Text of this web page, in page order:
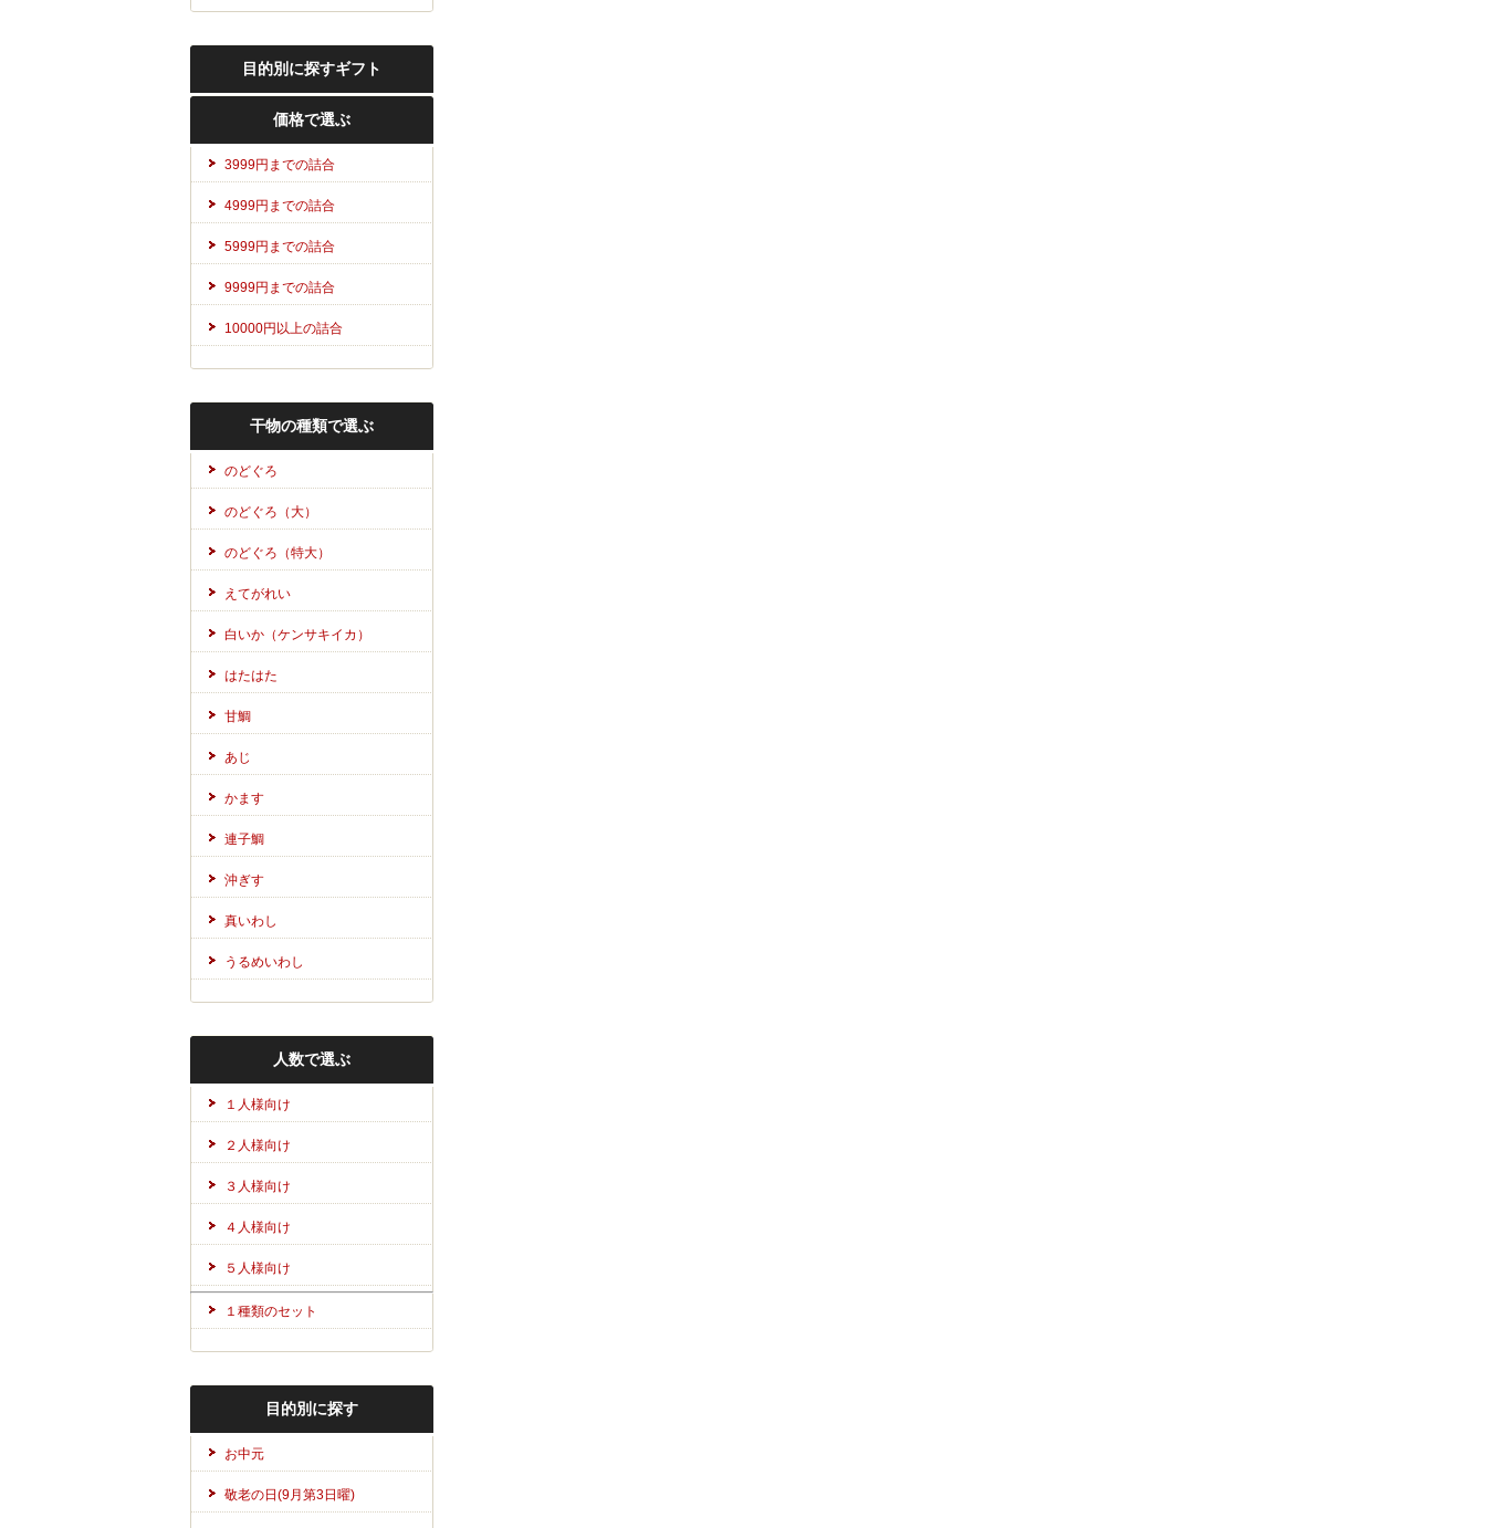
目的別に探すギフト
価格で選ぶ
3999円までの詰合
4999円までの詰合
5999円までの詰合
9999円までの詰合
10000円以上の詰合
干物の種類で選ぶ
のどぐろ
のどぐろ（大）
のどぐろ（特大）
えてがれい
白いか（ケンサキイカ）
はたはた
甘鯛
あじ
かます
連子鯛
沖ぎす
真いわし
うるめいわし
人数で選ぶ
１人様向け
２人様向け
３人様向け
４人様向け
５人様向け
１種類のセット
目的別に探す
お中元
敬老の日(9月第3日曜)